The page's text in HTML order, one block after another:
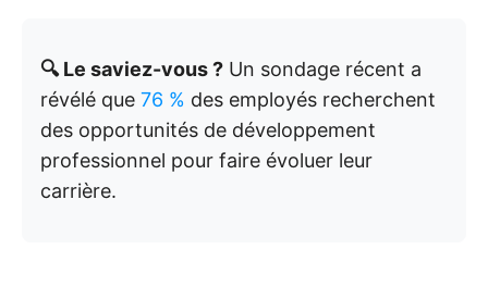
🔍 Le saviez-vous ? Un sondage récent a
révélé que 76 % des employés recherchent
des opportunités de développement
professionnel pour faire évoluer leur
carrière.